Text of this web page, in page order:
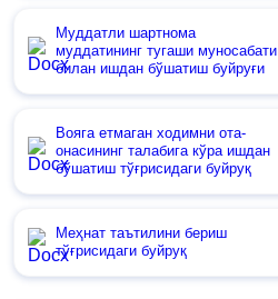
Муддатли шартнома
муддатининг тугаши муносабати
билан ишдан бўшатиш буйруғи
Вояга етмаган ходимни ота-
онасининг талабига кўра ишдан
бўшатиш тўғрисидаги буйруқ
Меҳнат таътилини бериш
тўғрисидаги буйруқ